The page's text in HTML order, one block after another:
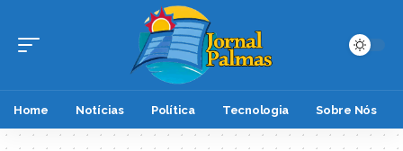
Home Notícias Política Tecnologia Sobre Nós